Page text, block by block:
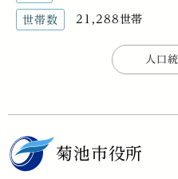
世帯数 21,288世帯
人口
菊池市役所